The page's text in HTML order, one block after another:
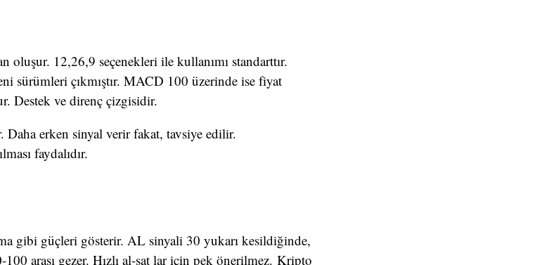
oluşur. 12,26,9 seçenekleri ile kullanımı standarttır.
sürümleri çıkmıştır. MACD 100 üzerinde ise fiyat
Destek ve direnç çizgisidir.
erken sinyal verir fakat, tavsiye edilir.
faydalıdır.
gibi güçleri gösterir. AL sinyali 30 yukarı kesildiğinde,
100 arası gezer. Hızlı al-sat lar için pek önerilmez. Kripto